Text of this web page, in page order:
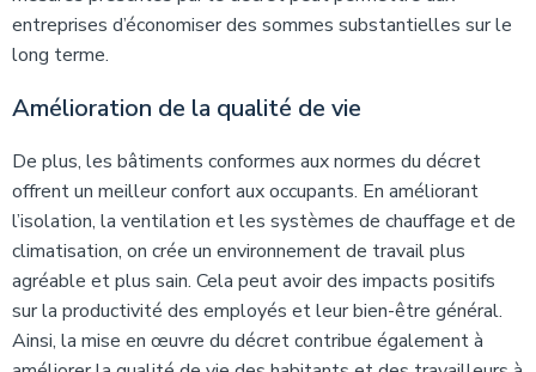
entreprises d’économiser des sommes substantielles sur le
long terme.
Amélioration de la qualité de vie
De plus, les bâtiments conformes aux normes du décret
offrent un meilleur confort aux occupants. En améliorant
l’isolation, la ventilation et les systèmes de chauffage et de
climatisation, on crée un environnement de travail plus
agréable et plus sain. Cela peut avoir des impacts positifs
sur la productivité des employés et leur bien-être général.
Ainsi, la mise en œuvre du décret contribue également à